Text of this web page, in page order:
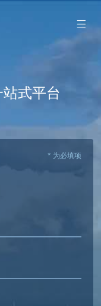
式平台
* 为必填项